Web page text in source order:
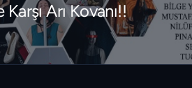
Arı Kovanı!!